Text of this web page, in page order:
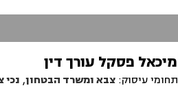
מיכאל פסקל עורך דין
תחומי עיסוק: צבא ומשרד הבטחון, נכי